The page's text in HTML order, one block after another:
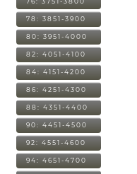
78: 3851-3900
80: 3951-4000
82: 4051-4100
84: 4151-4200
86: 4251-4300
88: 4351-4400
90: 4451-4500
92: 4551-4600
94: 4651-4700